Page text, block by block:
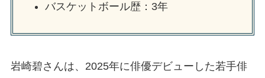
バスケットボール歴：3年
岩崎碧さんは、2025年に俳優デビューした若手俳